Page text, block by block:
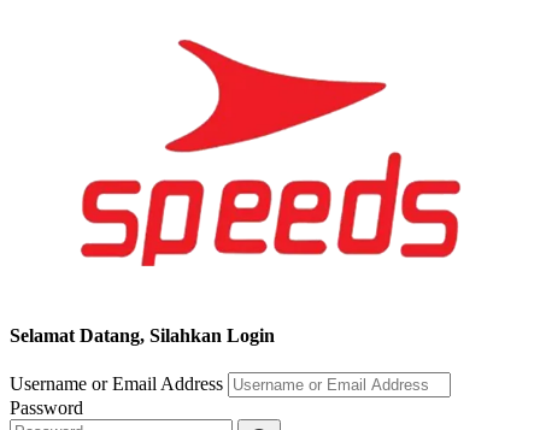
Selamat Datang, Silahkan Login
Username or Email Address
Password